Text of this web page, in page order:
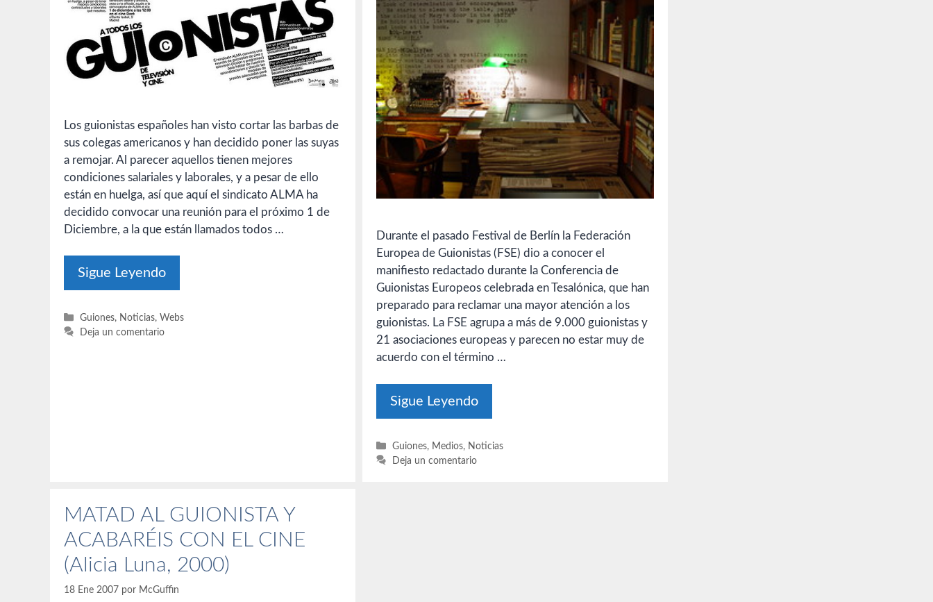
Los guionistas españoles han visto cortar las barbas de
sus colegas americanos y han decidido poner las suyas
a remojar. Al parecer aquellos tienen mejores
condiciones salariales y laborales, y a pesar de ello
están en huelga, así que aquí el sindicato ALMA ha
decidido convocar una reunión para el próximo 1 de
Diciembre, a la que están llamados todos …
Sigue Leyendo
Categorías
Guiones, Noticias,Webs
Deja un comentario
Durante el pasado Festival de Berlín la Federación
Europea de Guionistas (FSE) dio a conocer el
manifiesto redactado durante la Conferencia de
Guionistas Europeos celebrada en Tesalónica, que han
preparado para reclamar una mayor atención a los
guionistas. La FSE agrupa a más de 9.000 guionistas y
21 asociaciones europeas y parecen no estar muy de
acuerdo con el término …
Sigue Leyendo
Categorías
Guiones, Medios, Noticias
Deja un comentario
MATAD AL GUIONISTA Y
ACABARÉIS CON EL CINE
(Alicia Luna, 2000)
18 Ene 2007 por McGuffin